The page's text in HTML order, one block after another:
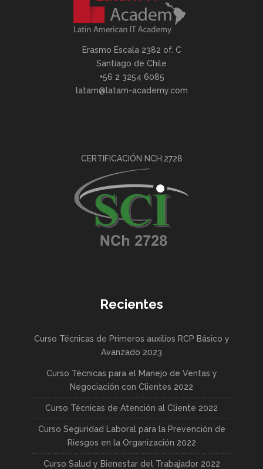
Erasmo Escala 2382 of. C
Santiago de Chile
+56 2 3254 6085
latam@latam-academy.com
CERTIFICACIÓN NCH:2728
Recientes
Curso Técnicas de Primeros auxilios RCP Básico y
Avanzado 2023
Curso Técnicas para el Manejo de Ventas y
Negociación con Clientes 2022
Curso Técnicas de Atención al Cliente 2022
Curso Seguridad Laboral para la Prevención de
Riesgos en la Organización 2022
Curso Salud y Bienestar del Trabajador 2022